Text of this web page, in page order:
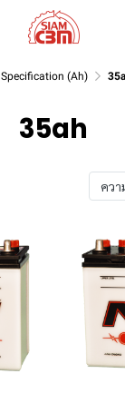
Specification (Ah)
35ah
ควา